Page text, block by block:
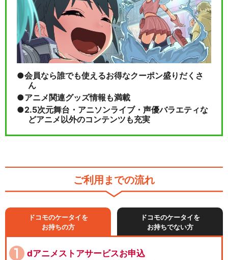
会員なら誰でも使えるお得なクーポン盛りだくさ
ん
アニメ関連グッズ情報も満載
2.5次元舞台・アニソンライブ・声優バラエティな
どアニメ以外のコンテンツも充実
ご利用までの流れ
ドコモのケータイを
お持ちの方
ドコモのケータイを
お持ちでない方
dアニメストアサービスお申込